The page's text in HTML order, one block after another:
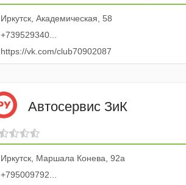
Иркутск, Академическая, 58
+739529340...
https://vk.com/club70902087
Автосервис ЗиК
Иркутск, Маршала Конева, 92а
+795009792...